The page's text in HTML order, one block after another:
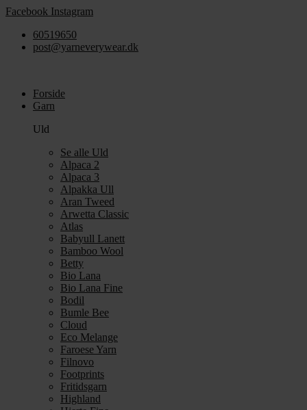
Videre
indhold
Facebook Instagram
60519650
post@yarneverywear.dk
Forside
Garn
Uld
Se alle Uld
Alpaca 2
Alpaca 3
Alpakka Ull
Aran Tweed
Arwetta Classic
Atlas
Babyull Lanett
Bamboo Wool
Betty
Bio Lana
Bio Lana Fine
Bodil
Bumle Bee
Cloud
Eco Melange
Faroese Yarn
Filnovo
Footprints
Fritidsgarn
Highland